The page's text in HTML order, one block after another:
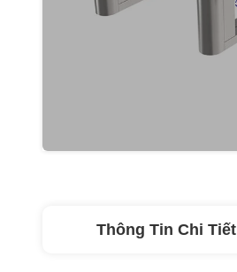
Thông Tin Chi Tiết